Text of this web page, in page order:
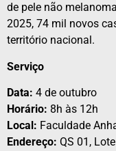
de pele não
2025, 74 mil novos
território nacional.
Serviço
Data: 4 de outubro
Horário: 8h às 12h
Local: Faculdade
Endereço: QS 01,